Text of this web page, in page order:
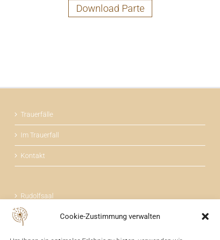
Cookie-Zustimmung verwalten
Download Parte
Trauerfälle
Im Trauerfall
Kontakt
Rudolfsaal
Über uns